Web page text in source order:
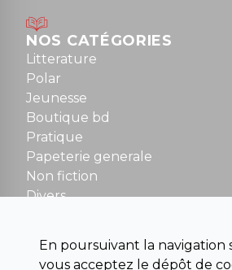
Mardi au samedi : 10h à 13h / 14h
Dimanche : 10h30 à 12h30
Tel : 01 48 89 13 88
NOUS CONTACTER
contact@la-griffe-noire.com
NOS CATÉGORIES
Litterature
Polar
Jeunesse
Boutique bd
Pratique
Papeterie generale
Non fiction
Divers
Para scolaire
En poursuivant la navigation
vous acceptez le dépôt de